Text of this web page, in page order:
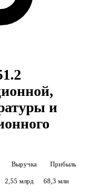
и
Выручка Прибыль
2,55 млрд 68,3 млн